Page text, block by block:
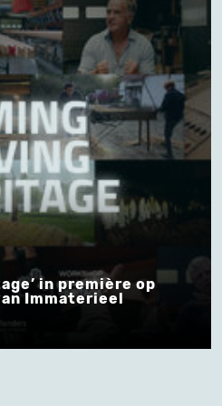
in première op
Immaterieel